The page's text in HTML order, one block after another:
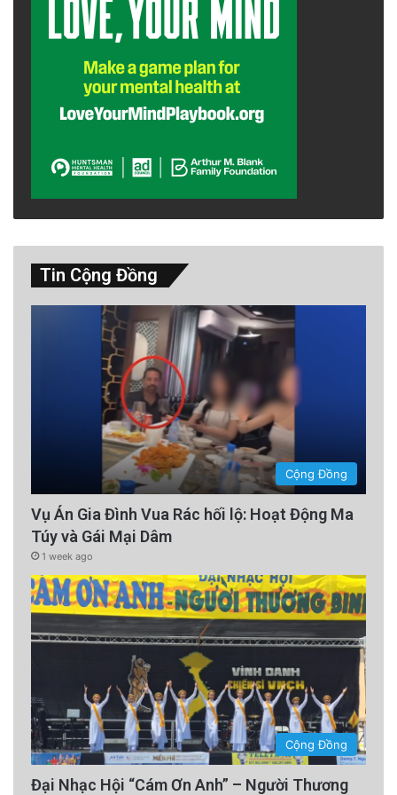
rõ nét hơn khi một số doanh nghiệp xuất khẩu
phải cắt giảm sản xuất, nhưng Việt Nam bất
chuyển khỏi Trung Quốc (nơi chịu thuế cao
hơn, lên đến 60%). Xuất khẩu sang Mỹ vẫn
Đến quý IV, đỉnh điểm là ngày 19 Tháng Mười
Hai, Việt Nam khởi công và khánh thành đồng
loạt 234 dự án hạ tầng lớn, tạo việc làm cho
hàng triệu lao động và kích thích nhu cầu nội
Việc nâng mục tiêu đầu tư hạ tầng không chỉ
từ ngân sách nhà nước mà còn thu hút vốn FDI
Tin Cộng Đồng
Cộng Đồng
Vụ Án Gia Đình Vua Rác hối lộ: Hoạt Động Ma
Túy và Gái Mại Dâm
1 week ago
Cộng Đồng
Đại Nhạc Hội “Cám Ơn Anh” – Người Thương